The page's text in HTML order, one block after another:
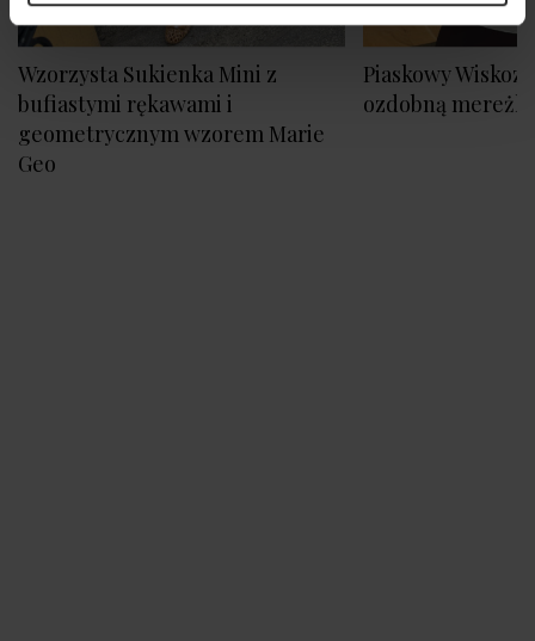
Wzorzysta Sukienka Mini z
bufiastymi rękawami i
geometrycznym wzorem Marie
Geo
Piaskowy
ozdobną